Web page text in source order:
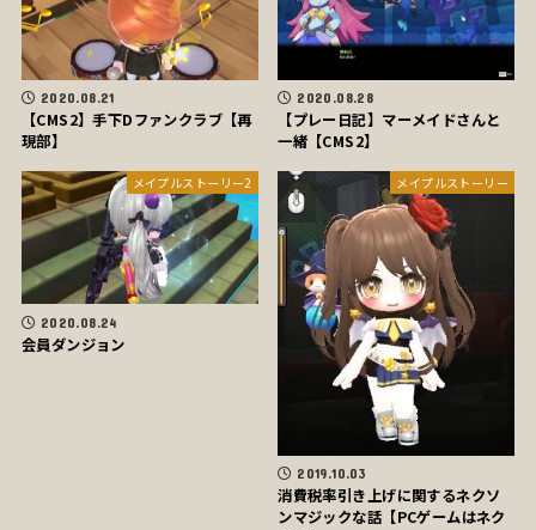
2020.08.21
【CMS2】手下Dファンクラブ【再
現部】
2020.08.28
【プレー日記】マーメイドさんと
一緒【CMS2】
メイプルストーリー2
2020.08.24
会員ダンジョン
メイプルストーリー
2019.10.03
消費税率引き上げに関するネクソ
ンマジックな話【PCゲームはネク